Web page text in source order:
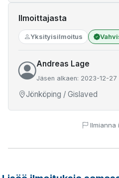
Ilmoittajasta
Yksityisilmoitus
Andreas Lage
Jäsen alkaen: 2023-12-27
Jönköping / Gislaved
Ilmianna